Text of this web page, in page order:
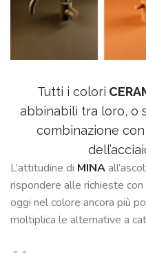
Tutti i colori
abbinabili tra loro, o
combinazione
L’attitudine di MINA
rispondere alle richieste
oggi nel colore ancora più
moltiplica le alternative a